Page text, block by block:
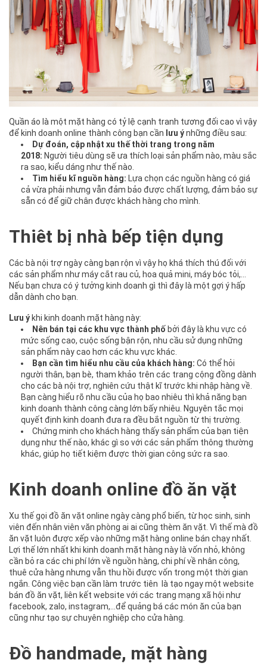
Quần áo là một mặt hàng có tỷ lệ cạnh tranh tương đối cao vì vậy
để kinh doanh online thành công bạn cần lưu ýnhững điều sau:
Dự đoán, cập nhật xu thế thời trang trong năm
2018: Người tiêu dùng sẽ ưa thích loại sản phẩm nào, màu sắc
ra sao, kiểu dáng như thế nào.
Tìm hiểu kĩ nguồn hàng: Lựa chọn các nguồn hàng có giá
cả vừa phải nhưng vẫn đảm bảo được chất lượng, đảm bảo sự
sẵn có để giữ chân được khách hàng cho mình.
Thiêt bị nhà bếp tiện dụng
Các bà nội trợ ngày càng bạn rộn vì vậy họ khá thích thú đối với
các sản phẩm như máy cắt rau củ, hoa quả mini, máy bóc tỏi,…
Nếu bạn chưa có ý tưởng kinh doanh gì thì đây là một gợi ý hấp
dẫn dành cho bạn.
Lưu ý khi kinh doanh mặt hàng này:
Nên bán tại các khu vực thành phố bởi đây là khu vực có
mức sống cao, cuộc sống bận rộn, nhu cầu sử dụng những
sản phẩm này cao hơn các khu vực khác.
Bạn cần tìm hiểu nhu cầu của khách hàng: Có thể hỏi
người thân, bạn bè, tham khảo trên các trang cộng đồng dành
cho các bà nội trợ, nghiên cứu thật kĩ trước khi nhập hàng về.
Bạn càng hiểu rõ nhu cầu của họ bao nhiêu thì khả năng bạn
kinh doanh thành công càng lớn bấy nhiêu. Nguyên tắc mọi
quyết định kinh doanh đưa ra đều bắt nguồn từ thị trường.
Chứng minh cho khách hàng thấy sản phẩm của bạn tiện
dụng như thế nào, khác gì so với các sản phẩm thông thường
khác, giúp họ tiết kiệm được thời gian công sức ra sao.
Kinh doanh online đồ ăn vặt
Xu thế gọi đồ ăn vặt online ngày càng phổ biến, từ học sinh, sinh
viên đến nhân viên văn phòng ai ai cũng thèm ăn vặt. Vì thế mà đồ
ăn vặt luôn được xếp vào những mặt hàng online bán chạy nhất.
Lợi thế lớn nhất khi kinh doanh mặt hàng này là vốn nhỏ, không
cần bỏ ra các chi phí lớn về nguồn hàng, chi phí về nhân công,
thuê cửa hàng nhưng vẫn thu hồi được vốn trong một thời gian
ngắn. Công việc bạn cần làm trước tiên là tạo ngay một website
bán đồ ăn vặt, liên kết website với các trang mạng xã hội như
facebook, zalo, instagram,…để quảng bá các món ăn của bạn
cũng như tạo sự chuyên nghiệp cho cửa hàng.
Đồ handmade, mặt hàng